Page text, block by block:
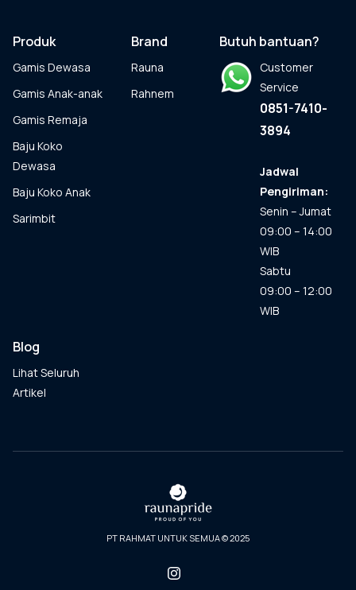
Produk
Gamis Dewasa
Gamis Anak-anak
Gamis Remaja
Baju Koko
Dewasa
Baju Koko Anak
Sarimbit
Brand
Rauna
Rahnem
Butuh bantuan?
Customer
Service
0851-7410-
3894
Jadwal
Pengiriman:
Senin – Jumat
09:00 – 14:00
WIB
Sabtu
09:00 – 12:00
WIB
Blog
Lihat Seluruh
Artikel
PT RAHMAT UNTUK SEMUA © 2025